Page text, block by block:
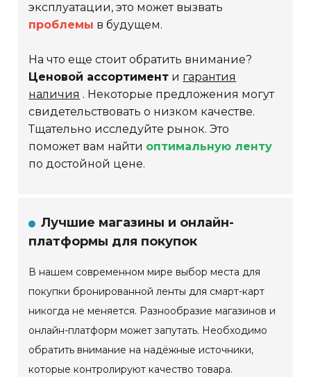
эксплуатации, это может вызвать
проблемы в будущем.
На что еще стоит обратить внимание?
Ценовой ассортимент и гарантия
наличия . Некоторые предложения могут
свидетельствовать о низком качестве.
Тщательно исследуйте рынок. Это
поможет вам найти оптимальную ленту
по достойной цене.
Лучшие магазины и онлайн-
платформы для покупок
В нашем современном мире выбор места для
покупки бронированной ленты для смарт-карт
никогда не меняется. Разнообразие магазинов и
онлайн-платформ может запутать. Необходимо
обратить внимание на надёжные источники,
которые контролируют качество товара.